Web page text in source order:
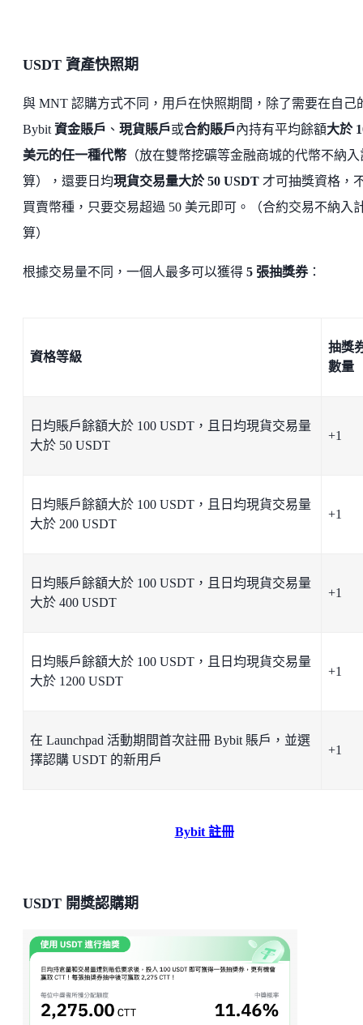
USDT 資產快照期
與 MNT 認購方式不同，用戶在快照期間，除了需要在自己
Bybit 資金賬戶 、 現貨賬戶或合約賬戶內持有平均餘額大於
美元的任一種代幣 （放在雙幣挖礦等金融商城的代幣不納入
算），還要日均現貨交易量大於 50 USDT 才可抽獎資格，
買賣幣種，只要交易超過 50 美元即可。（合約交易不納入
算）
根據交易量不同，一個人最多可以獲得 5 張抽獎券：
資格等級
抽獎
數量
日均賬戶餘額大於 100 USDT，且日均現貨交易量
大於 50 USDT
+1
日均賬戶餘額大於 100 USDT，且日均現貨交易量
大於 200 USDT
+1
日均賬戶餘額大於 100 USDT，且日均現貨交易量
大於 400 USDT
+1
​​日均賬戶餘額大於 100 USDT，且日均現貨交易量
大於 1200 USDT
+1
在 Launchpad 活動期間首次註冊 Bybit 賬戶，並選
擇認購 USDT 的新用戶
+1
Bybit 註冊
USDT 開獎認購期